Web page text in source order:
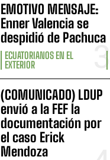
EMOTIVO MENSAJE:
Enner Valencia se
despidió de Pachuca
ECUATORIANOS EN EL
EXTERIOR
(COMUNICADO) LDUP
envió a la FEF la
documentación por
el caso Erick
Mendoza